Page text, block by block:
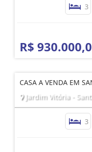
3
R$
CASA A VENDA EM
Jardim Vitória -
3